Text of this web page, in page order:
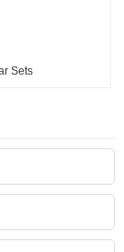
Sets